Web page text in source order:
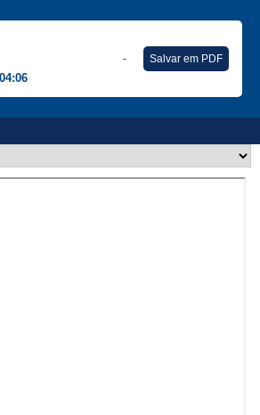
- Salvar em PDF